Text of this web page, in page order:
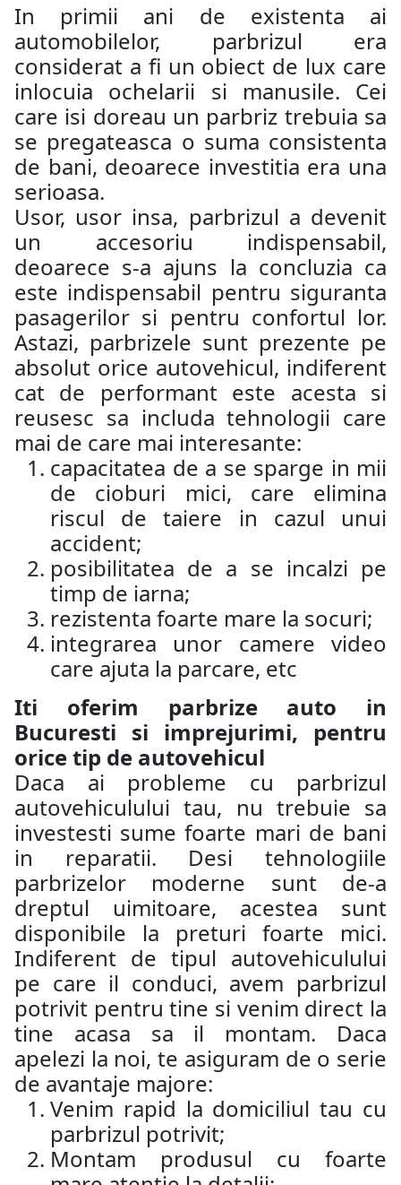
In primii ani de existenta ai
automobilelor, parbrizul era
considerat a fi un obiect de lux care
inlocuia ochelarii si manusile. Cei
care isi doreau un parbriz trebuia sa
se pregateasca o suma consistenta
de bani, deoarece investitia era una
serioasa.
Usor, usor insa, parbrizul a devenit
un accesoriu indispensabil,
deoarece s-a ajuns la concluzia ca
este indispensabil pentru siguranta
pasagerilor si pentru confortul lor.
Astazi, parbrizele sunt prezente pe
absolut orice autovehicul, indiferent
cat de performant este acesta si
reusesc sa includa tehnologii care
mai de care mai interesante:
capacitatea de a se sparge in mii
de cioburi mici, care elimina
riscul de taiere in cazul unui
accident;
posibilitatea de a se incalzi pe
timp de iarna;
rezistenta foarte mare la socuri;
integrarea unor camere video
care ajuta la parcare, etc
Iti oferim parbrize auto in
Bucuresti si imprejurimi, pentru
orice tip de autovehicul
Daca ai probleme cu parbrizul
autovehiculului tau, nu trebuie sa
investesti sume foarte mari de bani
in reparatii. Desi tehnologiile
parbrizelor moderne sunt de-a
dreptul uimitoare, acestea sunt
disponibile la preturi foarte mici.
Indiferent de tipul autovehiculului
pe care il conduci, avem parbrizul
potrivit pentru tine si venim direct la
tine acasa sa il montam. Daca
apelezi la noi, te asiguram de o serie
de avantaje majore:
Venim rapid la domiciliul tau cu
parbrizul potrivit;
Montam produsul cu foarte